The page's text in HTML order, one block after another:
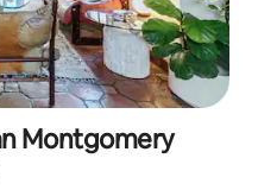
Montgomery